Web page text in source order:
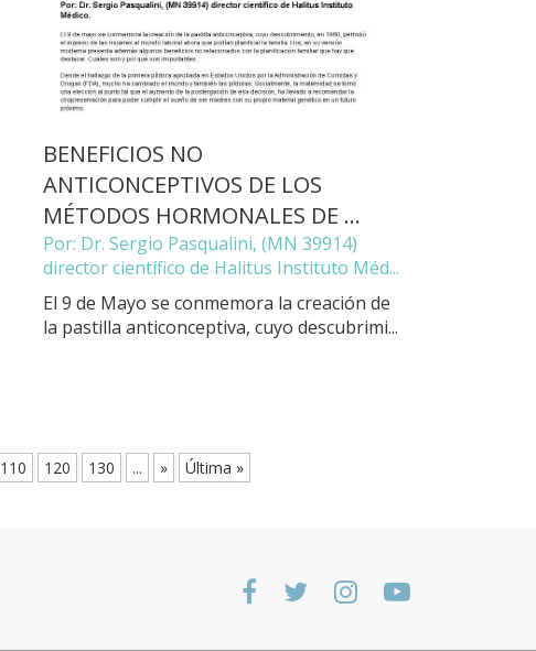
BENEFICIOS NO
ANTICONCEPTIVOS DE LOS
MÉTODOS HORMONALES DE ...
Por: Dr. Sergio Pasqualini, (MN 39914)
director científico de Halitus Instituto Méd...
El 9 de Mayo se conmemora la creación de
la pastilla anticonceptiva, cuyo descubrimi...
110 120 130 ... » Última »